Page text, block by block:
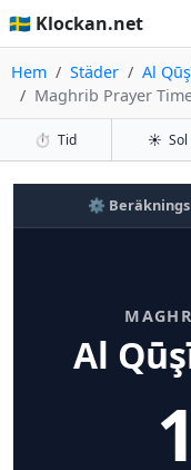
🇸🇪 Klockan.net
Hem Städer Al
Maghrib Prayer
⏱️ Tid ☀️ Sol
⚙️
Al